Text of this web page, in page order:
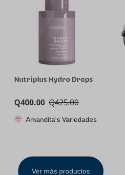
Nutriplus Hydro Drops
Q425.00
Q400.00
Amandita's Variedades
Ver más productos